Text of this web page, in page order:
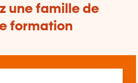
une famille de
formation